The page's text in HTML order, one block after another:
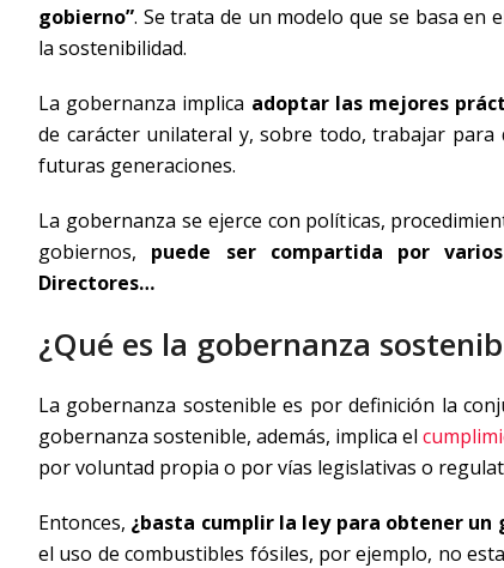
gobierno”. Se trata de un modelo que se basa en
la sostenibilidad.
La gobernanza implica adoptar las mejores
de carácter unilateral y, sobre todo, trabajar
futuras generaciones.
La gobernanza se ejerce con políticas,
gobiernos, puede ser compartida por
Directores…
¿Qué es la gobernanza
La gobernanza sostenible es por definición la
gobernanza sostenible, además, implica el
por voluntad propia o por vías legislativas o
Entonces, ¿basta cumplir la ley para obtener un
el uso de combustibles fósiles, por ejemplo, no